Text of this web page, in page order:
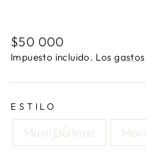
Precio
habitual
$50 000
Impuesto incluido. Los
ESTILO
Movil Gallinas